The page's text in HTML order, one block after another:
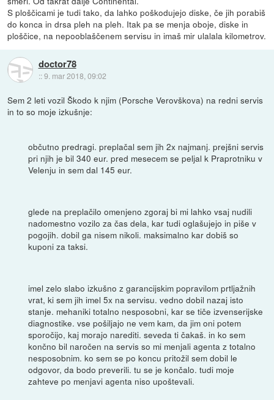
S ploščicami je tudi tako, da lahko poškodujejo diske, če jih porabiš
do konca in drsa pleh na pleh. Itak pa se menja oboje, diske in
ploščice, na nepooblaščenem servisu in imaš mir ulalala kilometrov.
doctor78
::9. mar 2018, 09:02
Sem 2 leti vozil Škodo k njim (Porsche Verovškova) na redni servis
in to so moje izkušnje:
občutno predragi. preplačal sem jih 2x najmanj. prejšni servis
pri njih je bil 340 eur. pred mesecem se peljal k Praprotniku v
Velenju in sem dal 145 eur.
glede na preplačilo omenjeno zgoraj bi mi lahko vsaj nudili
nadomestno vozilo za čas dela, kar tudi oglašujejo in piše v
pogojih. dobil ga nisem nikoli. maksimalno kar dobiš so
kuponi za taksi.
imel zelo slabo izkušno z garancijskim popravilom prtljažnih
vrat, ki sem jih imel 5x na servisu. vedno dobil nazaj isto
stanje. mehaniki totalno nesposobni, kar se tiče izvenserijske
diagnostike. vse pošiljajo ne vem kam, da jim oni potem
sporočijo, kaj morajo narediti. seveda ti čakaš. in ko sem
končno bil naročen na servis so mi menjali agenta z totalno
nesposobnim. ko sem se po koncu pritožil sem dobil le
odgovor, da bodo preverili. tu se je končalo. tudi moje
zahteve po menjavi agenta niso upoštevali.